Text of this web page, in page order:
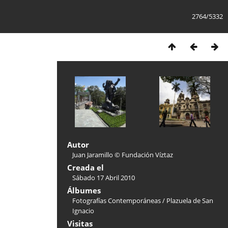
2764/5332
Autor
Juan Jaramillo © Fundación Víztaz
Creada el
Sábado 17 Abril 2010
Álbumes
Fotografías Contemporáneas/ Plazuela de San
Ignacio
Visitas